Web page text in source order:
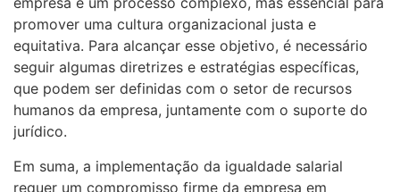
promover uma cultura organizacional justa e
equitativa. Para alcançar esse objetivo, é necessário
seguir algumas diretrizes e estratégias específicas,
que podem ser definidas com o setor de recursos
humanos da empresa, juntamente com o suporte do
jurídico.
Em suma, a implementação da igualdade salarial
requer um compromisso firme da empresa em